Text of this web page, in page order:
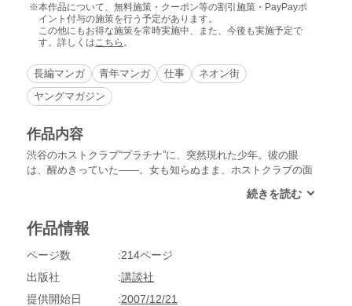
本作品について、無料施策・クーポン等の割引施策・PayPayポ
イント付与の施策を行う予定があります。
この他にもお得な施策を常時実施中、また、今後も実施予定で
す。詳しくは こちら 。
長編マンガ 青年マンガ 仕事
ネオン街
ヤングマガジン
作品内容
渋谷のホストクラブ“プラチナ”に、突然現れた少年。彼の眼
は、醒めきっていた――。女も知らぬまま、ホストクラブの面
トや仲間の新人ホストでさえも、見込みがないと感じていた。
之の眼に秘められたホストとしての才能を見出（みいだ）して
の意味を知るため、義之はこの世界でNo.1を目指す!!伝説の携
帯小説をリアルに漫画化!!
作品情報
ページ数
214ページ
出版社
講談社
提供開始日
2007/12/21